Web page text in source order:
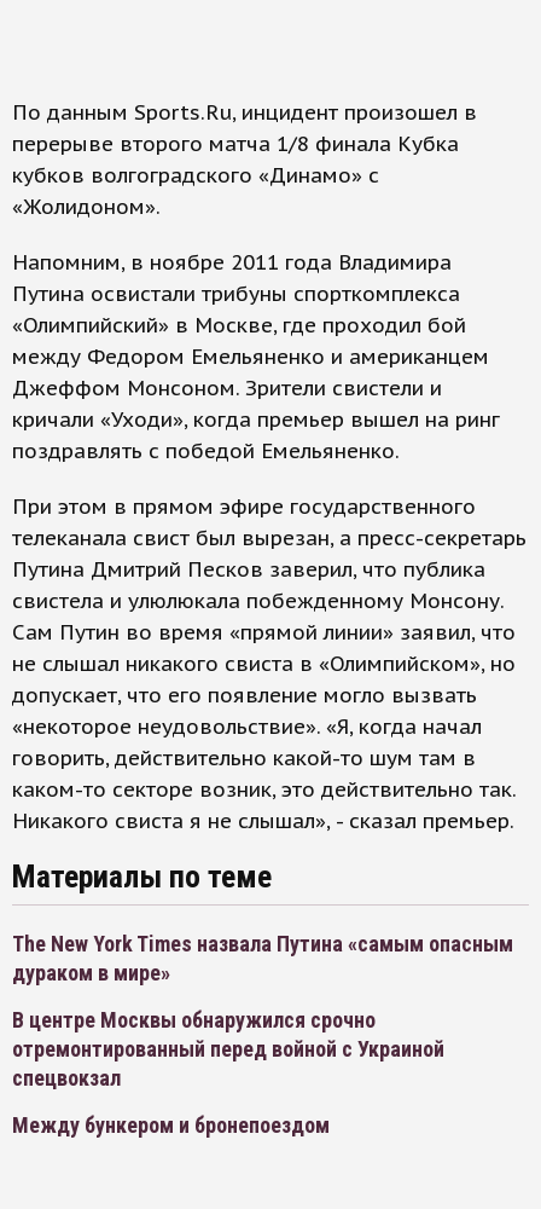
По данным Sports.Ru, инцидент произошел в
перерыве второго матча 1/8 финала Кубка
кубков волгоградского «Динамо» с
«Жолидоном».
Напомним, в ноябре 2011 года Владимира
Путина освистали трибуны спорткомплекса
«Олимпийский» в Москве, где проходил бой
между Федором Емельяненко и американцем
Джеффом Монсоном. Зрители свистели и
кричали «Уходи», когда премьер вышел на ринг
поздравлять с победой Емельяненко.
При этом в прямом эфире государственного
телеканала свист был вырезан, а пресс-секретарь
Путина Дмитрий Песков заверил, что публика
свистела и улюлюкала побежденному Монсону.
Сам Путин во время «прямой линии» заявил, что
не слышал никакого свиста в «Олимпийском», но
допускает, что его появление могло вызвать
«некоторое неудовольствие». «Я, когда начал
говорить, действительно какой-то шум там в
каком-то секторе возник, это действительно так.
Никакого свиста я не слышал», - сказал премьер.
Материалы по теме
The New York Times назвала Путина «самым опасным
дураком в мире»
В центре Москвы обнаружился срочно
отремонтированный перед войной с Украиной
спецвокзал
Между бункером и бронепоездом